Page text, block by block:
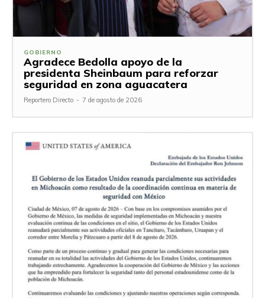
GOBIERNO
Agradece Bedolla apoyo de la
presidenta Sheinbaum para reforzar
seguridad en zona aguacatera
Reportero Directo - 7 de agosto de 2026